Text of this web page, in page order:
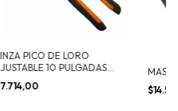
PICO DE LORO
10 PULGADAS